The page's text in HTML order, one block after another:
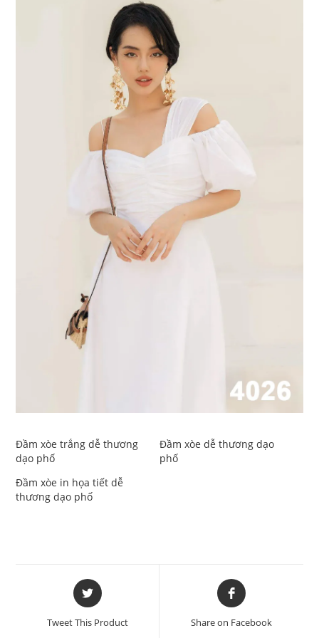
Đầm xòe trắng dễ thương
dạo phố
Đầm xòe dễ thương dạo
phố
Đầm xòe in họa tiết dễ
thương dạo phố
Opens
in
new
Tweet This Product
Opens
in
new
Share on Facebook